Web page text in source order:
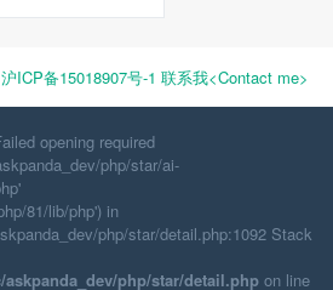
沪ICP备15018907号-1 联系我<Contact me>
opening required
php/star/ai-
81/lib/php') in
php/star/detail.php:1092 Stack
php/star/detail.php on line